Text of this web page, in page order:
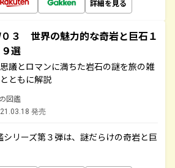
詳細を見る
３ 世界の魅力的な奇岩と巨石１
９選
議とロマンに満ちた岩石の謎を旅の雑
ともに解説
図鑑
発売
シリーズ第３弾は、謎だらけの奇岩と巨